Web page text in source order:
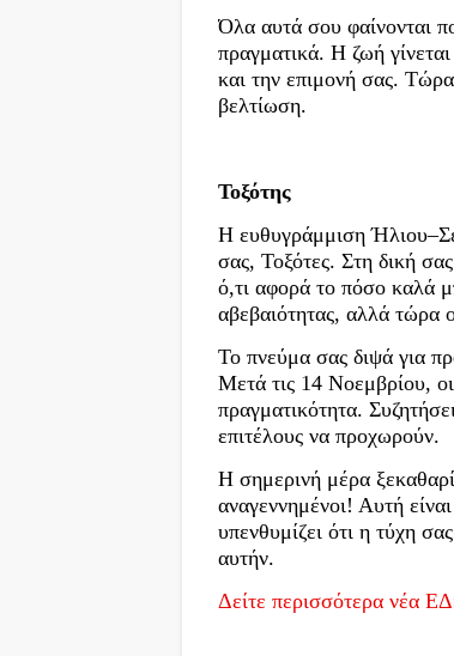
Όλα αυτά σου φαίνονται
πραγματικά. Η ζωή
και την επιμονή σας.
βελτίωση.
Τοξότης
Η ευθυγράμμιση
σας, Τοξότες. Στη δική
ό,τι αφορά το πόσο καλά
αβεβαιότητας, αλλά τώρα
Το πνεύμα σας διψά για
Μετά τις 14 Νοεμβρίου,
πραγματικότητα.
επιτέλους να προχωρούν.
Η σημερινή μέρα
αναγεννημένοι! Αυτή
υπενθυμίζει ότι η τύχη
αυτήν.
Δείτε περισσότερα νέα